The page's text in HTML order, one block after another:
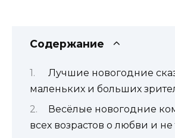
Содержание
Лучшие новогодние
маленьких и больших
Весёлые новогодние
всех возрастов о любви и не